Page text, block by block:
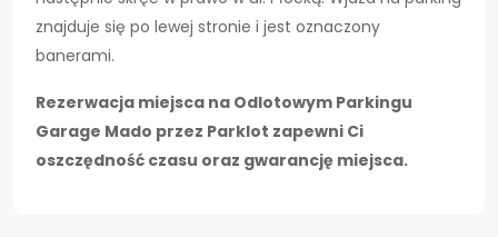
znajduje się po lewej stronie i jest oznaczony
banerami.
Rezerwacja miejsca na Odlotowym Parkingu
Garage Mado przez Parklot zapewni Ci
oszczędność czasu oraz gwarancję miejsca.